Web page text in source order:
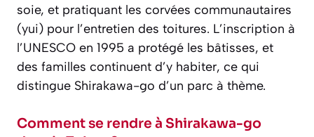
soie, et pratiquant les corvées communautaires
(yui) pour l’entretien des toitures. L’inscription à
l’UNESCO en 1995 a protégé les bâtisses, et
des familles continuent d’y habiter, ce qui
distingue Shirakawa-go d’un parc à thème.
Comment se rendre à Shirakawa-go